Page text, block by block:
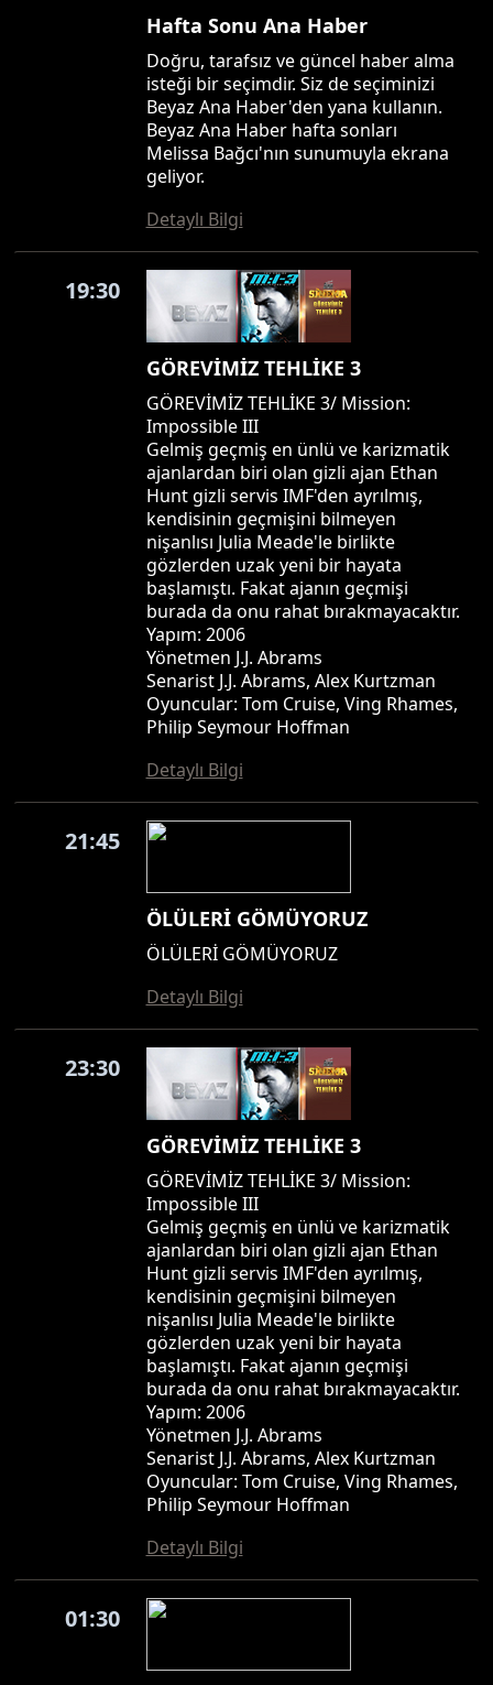
Hafta Sonu Ana Haber
Doğru, tarafsız ve güncel haber alma
isteği bir seçimdir. Siz de seçiminizi
Beyaz Ana Haber'den yana kullanın.
Beyaz Ana Haber hafta sonları
Melissa Bağcı'nın sunumuyla ekrana
geliyor.
Detaylı Bilgi
19:30
GÖREVİMİZ TEHLİKE 3
GÖREVİMİZ TEHLİKE 3/ Mission:
Impossible III
Gelmiş geçmiş en ünlü ve karizmatik
ajanlardan biri olan gizli ajan Ethan
Hunt gizli servis IMF'den ayrılmış,
kendisinin geçmişini bilmeyen
nişanlısı Julia Meade'le birlikte
gözlerden uzak yeni bir hayata
başlamıştı. Fakat ajanın geçmişi
burada da onu rahat bırakmayacaktır.
Yapım: 2006
Yönetmen J.J. Abrams
Senarist J.J. Abrams, Alex Kurtzman
Oyuncular: Tom Cruise, Ving Rhames,
Philip Seymour Hoffman
Detaylı Bilgi
21:45
ÖLÜLERİ GÖMÜYORUZ
ÖLÜLERİ GÖMÜYORUZ
Detaylı Bilgi
23:30
GÖREVİMİZ TEHLİKE 3
GÖREVİMİZ TEHLİKE 3/ Mission:
Impossible III
Gelmiş geçmiş en ünlü ve karizmatik
ajanlardan biri olan gizli ajan Ethan
Hunt gizli servis IMF'den ayrılmış,
kendisinin geçmişini bilmeyen
nişanlısı Julia Meade'le birlikte
gözlerden uzak yeni bir hayata
başlamıştı. Fakat ajanın geçmişi
burada da onu rahat bırakmayacaktır.
Yapım: 2006
Yönetmen J.J. Abrams
Senarist J.J. Abrams, Alex Kurtzman
Oyuncular: Tom Cruise, Ving Rhames,
Philip Seymour Hoffman
Detaylı Bilgi
01:30